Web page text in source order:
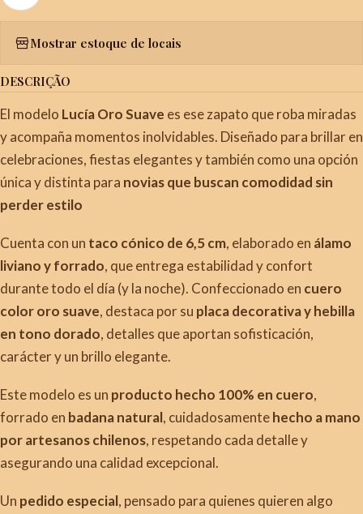
Mostrar estoque de locais
DESCRIÇÃO
El modelo Lucía Oro Suave es ese zapato que roba miradas
y acompaña momentos inolvidables. Diseñado para brillar en
celebraciones, fiestas elegantes y también como una opción
única y distinta para novias que buscan comodidad sin
perder estilo
Cuenta con un taco cónico de 6,5 cm, elaborado en álamo
liviano y forrado, que entrega estabilidad y confort
durante todo el día (y la noche). Confeccionado en cuero
color oro suave, destaca por su placa decorativa y hebilla
en tono dorado, detalles que aportan sofisticación,
carácter y un brillo elegante.
Este modelo es un producto hecho 100% en cuero,
forrado en badana natural, cuidadosamentehecho a mano
por artesanos chilenos, respetando cada detalle y
asegurando una calidad excepcional.
Un pedido especial, pensado para quienes quieren algo